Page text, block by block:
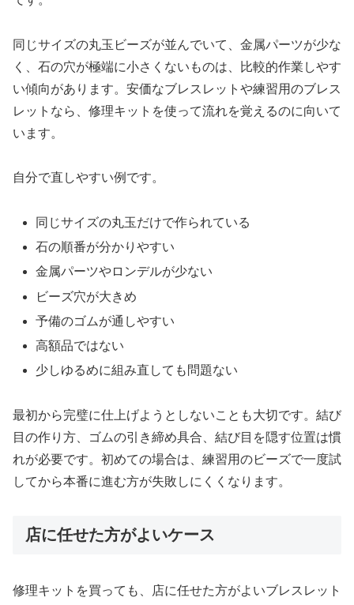
同じサイズの丸玉ビーズが並んでいて、金属パーツが少な
く、石の穴が極端に小さくないものは、比較的作業しやす
い傾向があります。安価なブレスレットや練習用のブレス
レットなら、修理キットを使って流れを覚えるのに向いて
います。
自分で直しやすい例です。
同じサイズの丸玉だけで作られている
石の順番が分かりやすい
金属パーツやロンデルが少ない
ビーズ穴が大きめ
予備のゴムが通しやすい
高額品ではない
少しゆるめに組み直しても問題ない
最初から完璧に仕上げようとしないことも大切です。結び
目の作り方、ゴムの引き締め具合、結び目を隠す位置は慣
れが必要です。初めての場合は、練習用のビーズで一度試
してから本番に進む方が失敗しにくくなります。
店に任せた方がよいケース
修理キットを買っても、店に任せた方がよいブレスレット